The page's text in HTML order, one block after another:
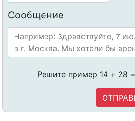
Сообщение
Решите пример 14 + 28 =